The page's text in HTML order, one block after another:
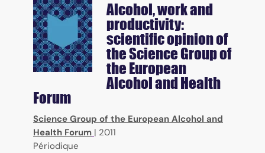
Alcohol, work and
productivity:
scientific opinion of
the Science Group of
the European
Alcohol and Health
Forum
Science Group of the European Alcohol and
Health Forum | 2011
Périodique